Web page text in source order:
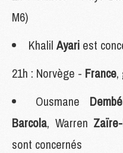
M6)
Khalil Ayari est
21h : Norvège - France,
Ousmane
Barcola, Warren
sont concernés